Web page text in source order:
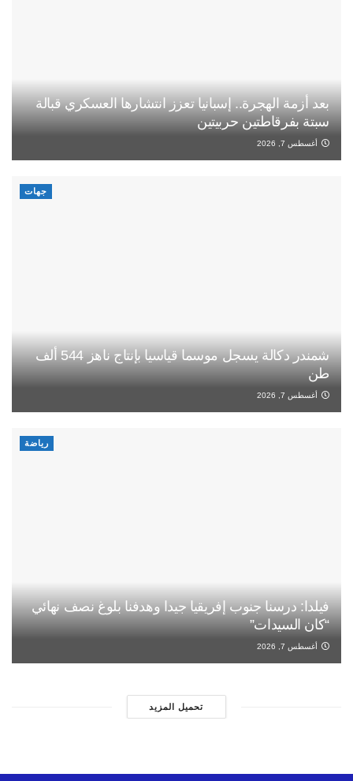
بعد أزمة الهجرة.. إسبانيا تعزز انتشارها العسكري قبالة
سبتة بفرقاطتين حربيتين
أغسطس 7, 2026
جهات
شمندر دكالة يسجل موسما قياسيا بإنتاج ناهز 544 ألف
طن
أغسطس 7, 2026
رياضة
فيلدا: درسنا جنوب إفريقيا جيدا وهدفنا بلوغ نصف نهائي
“كان السيدات”
أغسطس 7, 2026
تحميل المزيد